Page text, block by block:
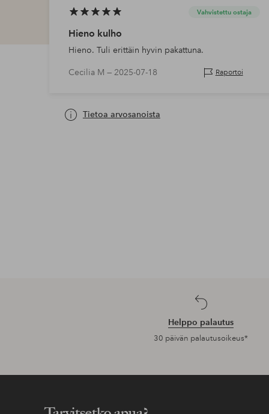
Vahvistettu ostaja
Hieno kulho
Hieno. Tuli erittäin hyvin pakattuna.
Cecilia M — 2025-07-18 Raportoi
Tietoa arvosanoista
Helppo palautus
30 päivän palautusoikeus*